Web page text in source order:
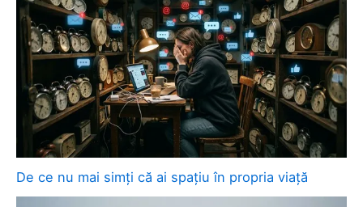
De ce nu mai simți că ai spațiu în propria viață